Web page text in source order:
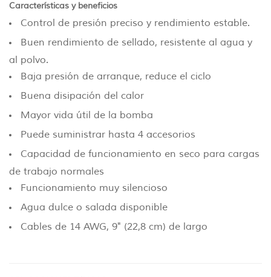
Características y beneficios
Control de presión preciso y rendimiento estable.
Buen rendimiento de sellado, resistente al agua y
al polvo.
Baja presión de arranque, reduce el ciclo
Buena disipación del calor
Mayor vida útil de la bomba
Puede suministrar hasta 4 accesorios
Capacidad de funcionamiento en seco para cargas
de trabajo normales
Funcionamiento muy silencioso
Agua dulce o salada disponible
Cables de 14 AWG, 9" (22,8 cm) de largo